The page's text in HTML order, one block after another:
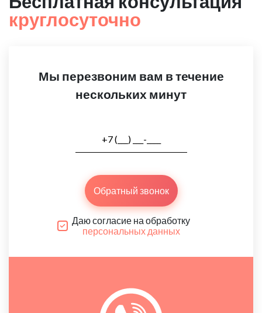
круглосуточно
Мы перезвоним вам в течение
нескольких минут
Обратный звонок
Даю согласие на обработку
персональных данных